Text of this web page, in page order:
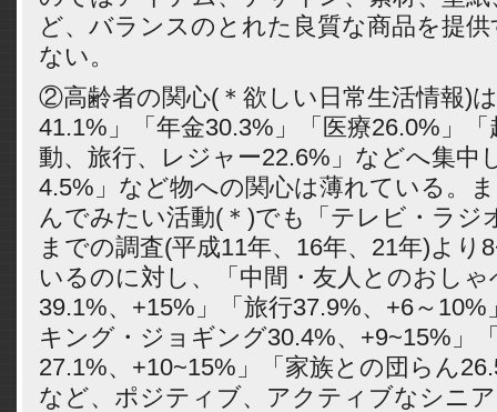
ど、バランスのとれた良質な商品を提
ない。
②高齢者の関心(＊欲しい日常生活情報)
41.1%」「年金30.3%」「医療26.0%」
動、旅行、レジャー22.6%」などへ集中
4.5%」など物への関心は薄れている。
んでみたい活動(＊)でも「テレビ・ラジ
までの調査(平成11年、16年、21年)より
いるのに対し、「中間・友人とのおし
39.1%、+15%」「旅行37.9%、+6～
キング・ジョギング30.4%、+9~15%」
27.1%、+10~15%」「家族との団らん
など、ポジティブ、アクティブなシニ